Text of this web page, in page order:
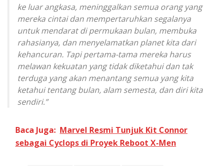
ke luar angkasa, meninggalkan semua orang yang
mereka cintai dan mempertaruhkan segalanya
untuk mendarat di permukaan bulan, membuka
rahasianya, dan menyelamatkan planet kita dari
kehancuran. Tapi pertama-tama mereka harus
melawan kekuatan yang tidak diketahui dan tak
terduga yang akan menantang semua yang kita
ketahui tentang bulan, alam semesta, dan diri kita
sendiri.”
Baca Juga: Marvel Resmi Tunjuk Kit Connor
sebagai Cyclops di Proyek Reboot X-Men